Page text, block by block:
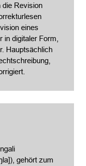
die Revision
eines
in digitaler Form,
Hauptsächlich
gehört zum